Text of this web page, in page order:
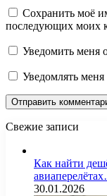
Сохранить моё
последующих моих
Уведомить меня
Уведомлять
Свежие записи
Как найти
30.01.2026